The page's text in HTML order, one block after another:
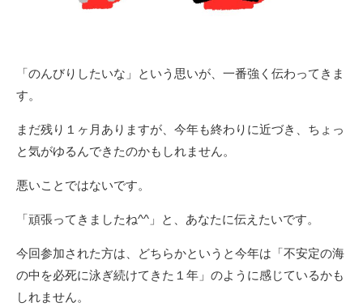
「のんびりしたいな」という思いが、一番強く伝わってきま
す。
まだ残り１ヶ月ありますが、今年も終わりに近づき、ちょっ
と気がゆるんできたのかもしれません。
悪いことではないです。
「頑張ってきましたね^^」と、あなたに伝えたいです。
今回参加された方は、どちらかというと今年は「不安定の海
の中を必死に泳ぎ続けてきた１年」のように感じているかも
しれません。